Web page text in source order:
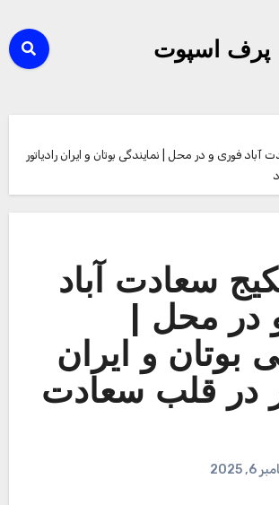
پرف اسپوت
آباد فوری و در محل | نمایندگی بوتان و ایران رادیاتور
سعادت آباد
در محل |
بوتان و ایران
در قلب سعادت
2025